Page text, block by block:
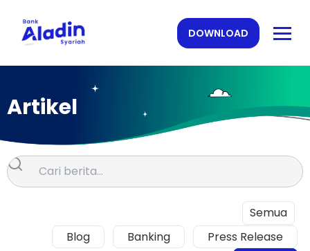
DOWNLOAD
Artikel
Semua
Blog
Banking
Press Release